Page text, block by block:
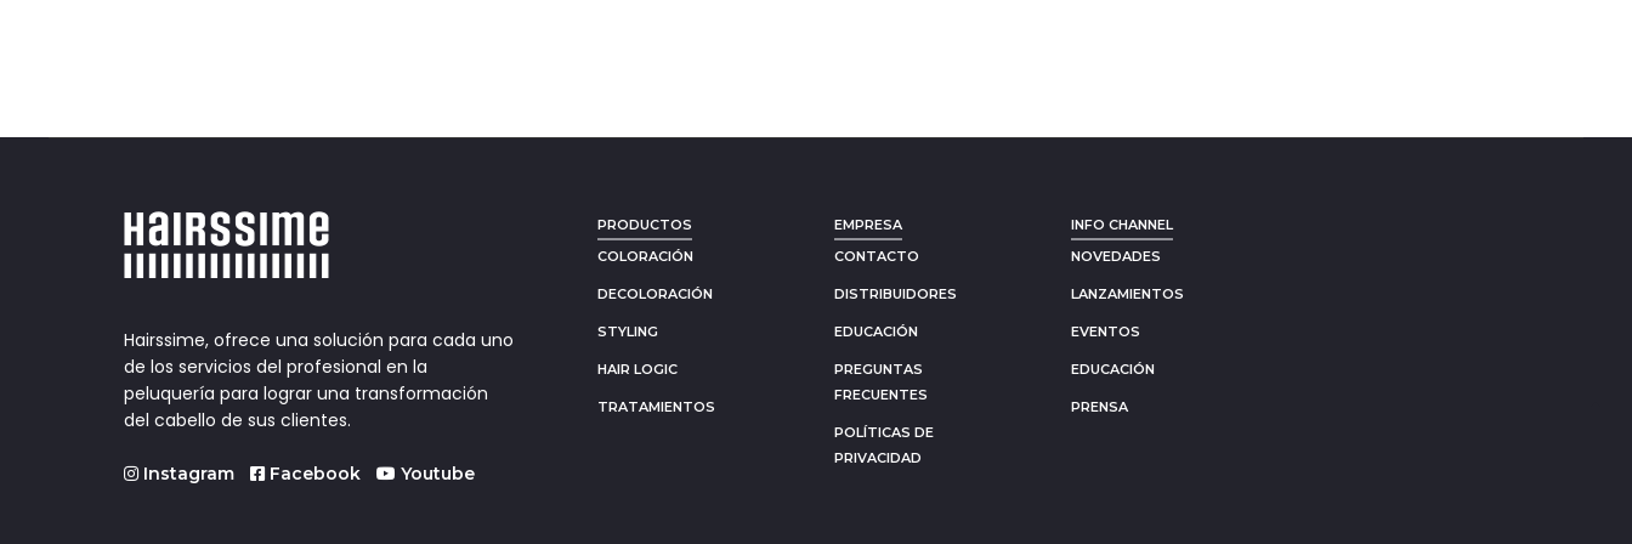
Hairssime, ofrece una solución para cada uno
de los servicios del profesional en la
peluquería para lograr una transformación
del cabello de sus clientes.
Instagram Facebook Youtube
PRODUCTOS
COLORACIÓN
DECOLORACIÓN
STYLING
HAIR LOGIC
TRATAMIENTOS
EMPRESA
CONTACTO
DISTRIBUIDORES
EDUCACIÓN
PREGUNTAS
FRECUENTES
POLÍTICAS DE
PRIVACIDAD
INFO CHANNEL
NOVEDADES
LANZAMIENTOS
EVENTOS
EDUCACIÓN
PRENSA